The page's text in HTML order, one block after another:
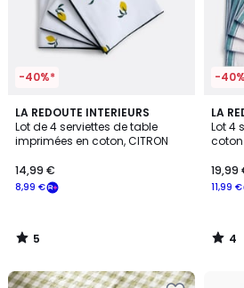
-40%*
LA REDOUTE INTERIEURS
Lot de 4 serviettes de table
imprimées en coton, CITRON
8,99 €
14,99 €
5
/
5
5
/
-
LA
Lot 4
coton
11,99 €
19,99
4
/
5
2
4
/